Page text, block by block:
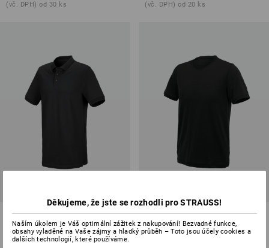
(vč. DPH) od 30 ks (vč. DPH) od 20 ks
e.s. Pique-Polo cotton stretch,
long fit
13 barev
e.s. Tričko Merino light
Děkujeme, že jste se rozhodli pro STRAUSS!
Naším úkolem je Váš optimální zážitek z nakupování! Bezvadné funkce,
obsahy vyladěné na Vaše zájmy a hladký průběh – Toto jsou účely cookies a
dalších technologií, které používáme.